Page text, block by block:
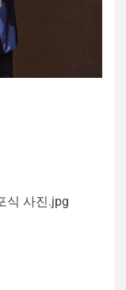
식 사진.jpg